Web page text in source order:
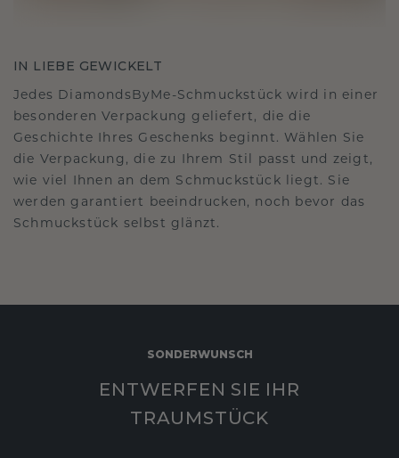
IN LIEBE GEWICKELT
Jedes DiamondsByMe-Schmuckstück wird in einer
besonderen Verpackung geliefert, die die
Geschichte Ihres Geschenks beginnt. Wählen Sie
die Verpackung, die zu Ihrem Stil passt und zeigt,
wie viel Ihnen an dem Schmuckstück liegt. Sie
werden garantiert beeindrucken, noch bevor das
Schmuckstück selbst glänzt.
SONDERWUNSCH
ENTWERFEN SIE IHR
TRAUMSTÜCK